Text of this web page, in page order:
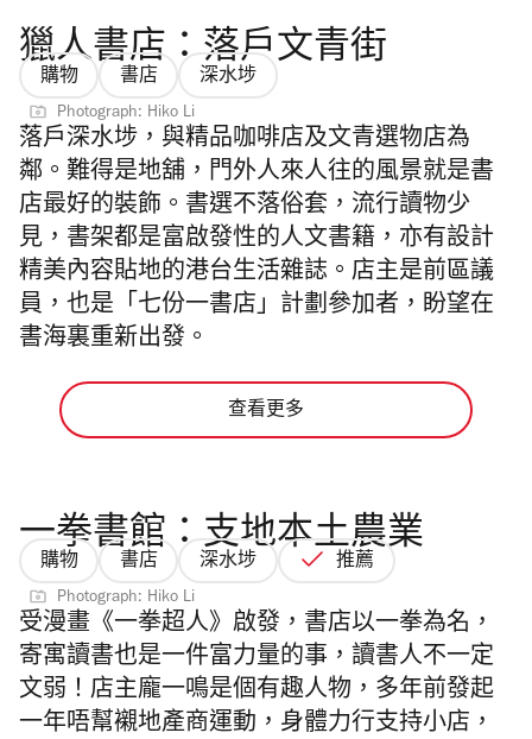
獵人書店：落戶文青街
購物 書店 深水埗
Photograph: Hiko Li
落戶深水埗，與精品咖啡店及文青選物店為
鄰。難得是地舖，門外人來人往的風景就是書
店最好的裝飾。書選不落俗套，流行讀物少
見，書架都是富啟發性的人文書籍，亦有設計
精美內容貼地的港台生活雜誌。店主是前區議
員，也是「七份一書店」計劃參加者，盼望在
書海裏重新出發。
查看更多
一拳書館：支地本土農業
購物 書店 深水埗 推薦
Photograph: Hiko Li
受漫畫《一拳超人》啟發，書店以一拳為名，
寄寓讀書也是一件富力量的事，讀書人不一定
文弱！店主龐一鳴是個有趣人物，多年前發起
一年唔幫襯地產商運動，身體力行支持小店，